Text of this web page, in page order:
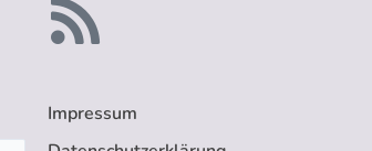
Impressum